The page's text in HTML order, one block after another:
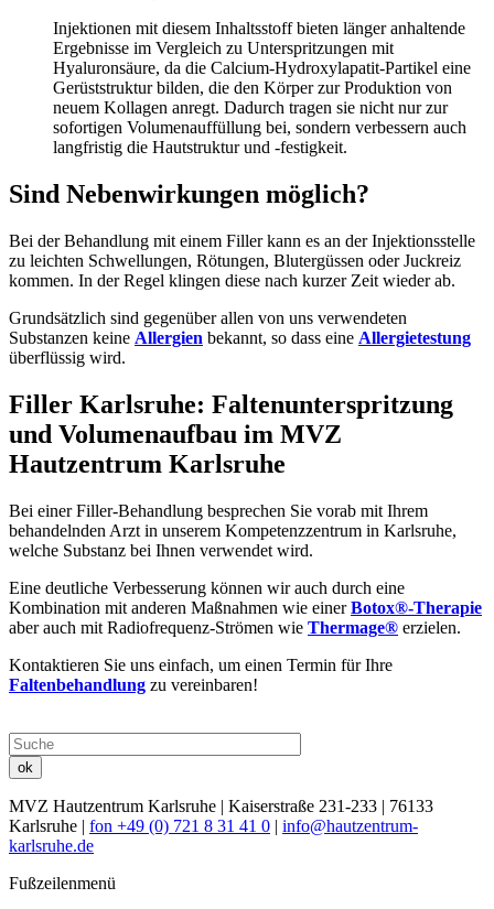
Injektionen mit diesem Inhaltsstoff bieten länger anhaltende
Ergebnisse im Vergleich zu Unterspritzungen mit
Hyaluronsäure, da die Calcium-Hydroxylapatit-Partikel eine
Gerüststruktur bilden, die den Körper zur Produktion von
neuem Kollagen anregt. Dadurch tragen sie nicht nur zur
sofortigen Volumenauffüllung bei, sondern verbessern auch
langfristig die Hautstruktur und -festigkeit.
Sind Nebenwirkungen möglich?
Bei der Behandlung mit einem Filler kann es an der Injektionsstelle
zu leichten Schwellungen, Rötungen, Blutergüssen oder Juckreiz
kommen. In der Regel klingen diese nach kurzer Zeit wieder ab.
Grundsätzlich sind gegenüber allen von uns verwendeten
Substanzen keine Allergien bekannt, so dass eine Allergietestung
überflüssig wird.
Filler Karlsruhe: Faltenunterspritzung
und Volumenaufbau im MVZ
Hautzentrum Karlsruhe
Bei einer Filler-Behandlung besprechen Sie vorab mit Ihrem
behandelnden Arzt in unserem Kompetenzzentrum in Karlsruhe,
welche Substanz bei Ihnen verwendet wird.
Eine deutliche Verbesserung können wir auch durch eine
Kombination mit anderen Maßnahmen wie einerBotox®-Therapie
aber auch mit Radiofrequenz-Strömen wie Thermage® erzielen.
Kontaktieren Sie uns einfach, um einen Termin für Ihre
Faltenbehandlung zu vereinbaren!
ok
MVZ Hautzentrum Karlsruhe | Kaiserstraße 231-233 | 76133
Karlsruhe | fon +49 (0) 721 8 31 41 0 | info@hautzentrum-
karlsruhe.de
Fußzeilenmenü